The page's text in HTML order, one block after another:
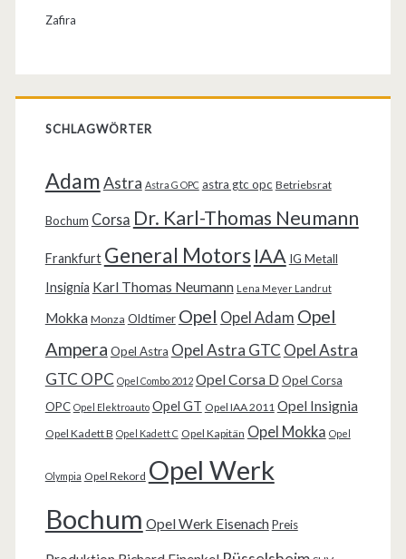
Zafira
SCHLAGWÖRTER
AdamAstra Astra G OPC astra gtc opc Betriebsrat
Bochum Corsa Dr. Karl-Thomas Neumann
Frankfurt General Motors IAA IG Metall
Insignia Karl Thomas Neumann Lena Meyer Landrut
Mokka Monza Oldtimer Opel Opel Adam Opel
Ampera Opel Astra Opel Astra GTC Opel Astra
GTC OPC Opel Combo 2012 Opel Corsa D Opel Corsa
OPC Opel Elektroauto Opel GT Opel IAA 2011 Opel Insignia
Opel Kadett B Opel Kadett C Opel Kapitän Opel Mokka Opel
Olympia Opel Rekord Opel Werk
Bochum Opel Werk Eisenach Preis